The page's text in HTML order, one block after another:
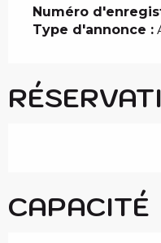
Numéro
Type d'annonce :
CAPACITÉ